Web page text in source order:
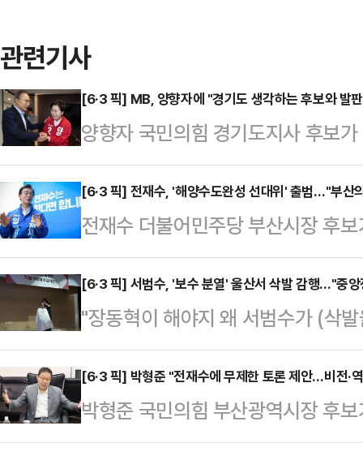
관련기사
[6·3 픽] MB, 양향자에 "경기도 생각하는 후보와 발
양향자 국민의힘 경기도지사 후보
승리 전략과 삼성전자 노사 문제 해
자 후보는 18일 오후 서울 서초구
해 30여분 동안 환담을 가졌다.양
전 대통령이) 지난번 찾아뵀을 때도
오늘도 경기도 승리해서 다시 오라
와 경기도를 발판으로 삼으려는 후
"이 전 대…
[6·3 픽] 전재수, '해양수도완성 선대위' 출범…"부산
전재수 더불어민주당 부산시장 후
범하고 "'해양수도 부산'의 완성으
이 모여드는 부산을 만들겠다"고
구에 위치한 선거사무소에서 해양
"기업과 청년이 떠나며 지역 경제
내야 한다"며 해양수도 완성에 대
부산 경제 재도약과 글로벌 해양도
으고, 해양수도 완성을 향한 결의…
[6·3 픽] 서범수, '보수 분열' 울산서 삭발 감행…"중
"장동혁이 해야지 왜 서범수가 (삭
힘 의원이 18일 오후 울산 울주중
6·3 지방선거와 관련해 삭발을 단
의했다.그는 "지난 12·3 비상계엄
많은 실망을 드렸다"며 "지금까지
[6·3 픽] 박형준 "전재수에 무제한 토론 제안…비전·
박형준 국민의힘 부산광역시장 후
산 시민들께 구상하는 정책들을 충